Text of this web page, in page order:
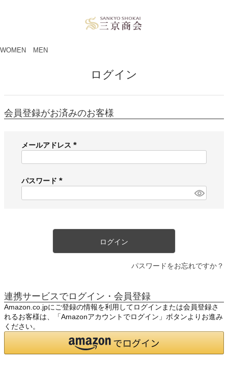
WOMEN MEN
ログイン
会員登録がお済みのお客様
メールアドレス
必
)
パスワード
必
ログイン
パスワードをお忘れですか？
連携サービスでログイン・会員登録
Amazon.co.jpにご登録の情報を利用してログインまたは会員登録さ
れるお客様は、「Amazonアカウントでログイン」ボタンよりお進み
ください。